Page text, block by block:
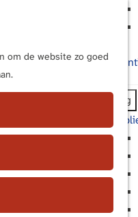
om de website zo goed
e
u Terug
Limeswerelderfgoed